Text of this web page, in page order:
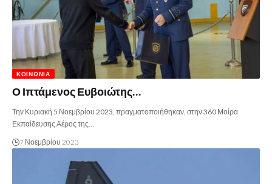
ΚΟΙΝΩΝΊΑ
Ο Ιπτάμενος Ευβοιώτης…
Την Κυριακή 5 Νοεμβρίου 2023, πραγματοποιήθηκαν, στην 360 Μοίρα
Εκπαίδευσης Αέρος της…
7 Νοεμβρίου 2023